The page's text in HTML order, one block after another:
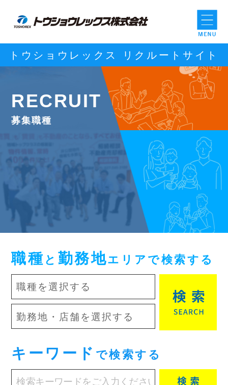
トウショウレックス リクルートサイト
RECRUIT
募集職種
職種 と 勤務地エリアで検索する
キーワード で検索する